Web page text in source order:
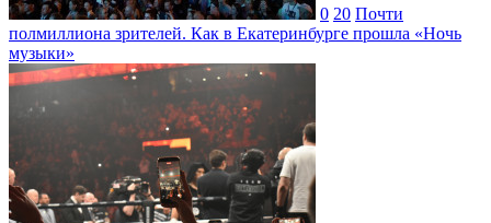
0 20 Почти
полмиллиона зрителей. Как в Екатеринбурге прошла «Ночь
музыки»